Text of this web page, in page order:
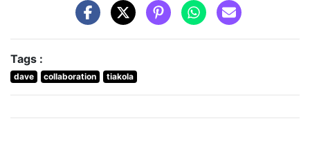
Tags :
dave collaboration tiakola